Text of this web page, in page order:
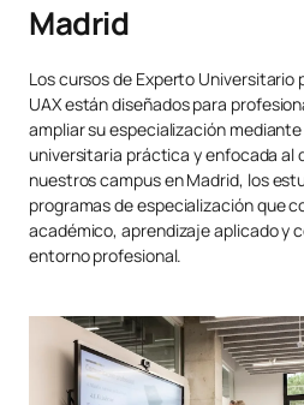
Madrid
Los cursos de Experto Universitario
UAX están diseñados para
ampliar su especialización
universitaria práctica y enfocada al
nuestros campus en Madrid, los
programas de especialización que
académico, aprendizaje aplicado y
entorno profesional.